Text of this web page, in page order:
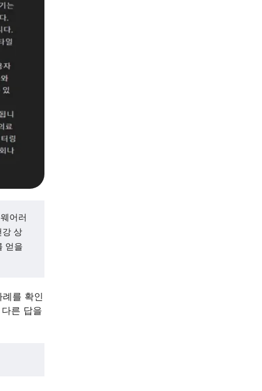
어러
강 상
얻을
를 확인
른 답을